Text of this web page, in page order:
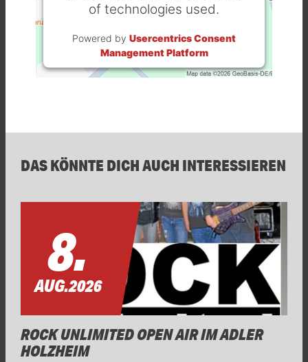
of technologies used.
Powered by Usercentrics Consent
Management Platform
DAS KÖNNTE DICH AUCH INTERESSIEREN
8.
AUG.2026
ROCK UNLIMITED OPEN AIR IM ADLER
HOLZHEIM